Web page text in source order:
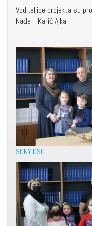
Voditeljice projekta su
Nađa i Karić Ajka.
SONY DSC